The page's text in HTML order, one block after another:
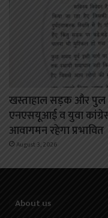
खस्ताहाल सड़क और पुल
एनएसयूआई व युवा
आवागमन रहेगा प्रभावित
August 3, 2026
About us